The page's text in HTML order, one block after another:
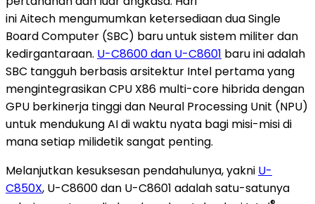
ini Aitech mengumumkan ketersediaan dua Single
Board Computer (SBC) baru untuk sistem militer dan
kedirgantaraan. U-C8600 dan U-C8601 baru ini adalah
SBC tangguh berbasis arsitektur Intel pertama yang
mengintegrasikan CPU X86 multi-core hibrida dengan
GPU berkinerja tinggi dan Neural Processing Unit (NPU)
untuk mendukung AI di waktu nyata bagi misi-misi di
mana setiap milidetik sangat penting.
Melanjutkan kesuksesan pendahulunya, yakni U-
C850X, U-C8600 dan U-C8601 adalah satu-satunya